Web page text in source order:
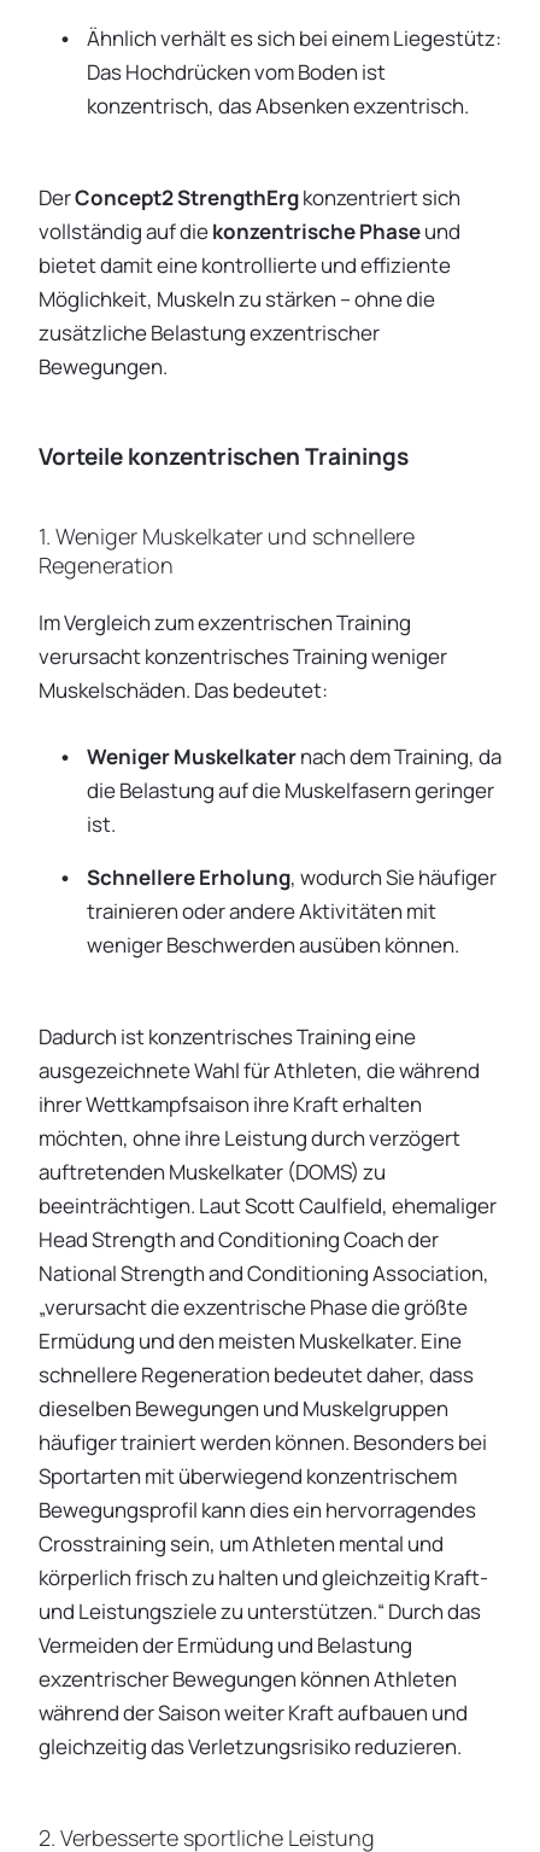
Ähnlich verhält es sich bei einem Liegestütz:
Das Hochdrücken vom Boden ist
konzentrisch, das Absenken exzentrisch.
DerConcept2 StrengthErgkonzentriert sich
vollständig auf diekonzentrische Phaseund
bietet damit eine kontrollierte und effiziente
Möglichkeit, Muskeln zu stärken – ohne die
zusätzliche Belastung exzentrischer
Bewegungen.
Vorteile konzentrischen Trainings
1. Weniger Muskelkater und schnellere
Regeneration
Im Vergleich zum exzentrischen Training
verursacht konzentrisches Training weniger
Muskelschäden. Das bedeutet:
Weniger Muskelkaternach dem Training, da
die Belastung auf die Muskelfasern geringer
ist.
Schnellere Erholung, wodurch Sie häufiger
trainieren oder andere Aktivitäten mit
weniger Beschwerden ausüben können.
Dadurch ist konzentrisches Training eine
ausgezeichnete Wahl für Athleten, die während
ihrer Wettkampfsaison ihre Kraft erhalten
möchten, ohne ihre Leistung durch verzögert
auftretenden Muskelkater (DOMS) zu
beeinträchtigen. Laut Scott Caulfield, ehemaliger
Head Strength and Conditioning Coach der
National Strength and Conditioning Association,
„verursacht die exzentrische Phase die größte
Ermüdung und den meisten Muskelkater. Eine
schnellere Regeneration bedeutet daher, dass
dieselben Bewegungen und Muskelgruppen
häufiger trainiert werden können. Besonders bei
Sportarten mit überwiegend konzentrischem
Bewegungsprofil kann dies ein hervorragendes
Crosstraining sein, um Athleten mental und
körperlich frisch zu halten und gleichzeitig Kraft-
und Leistungsziele zu unterstützen.“ Durch das
Vermeiden der Ermüdung und Belastung
exzentrischer Bewegungen können Athleten
während der Saison weiter Kraft aufbauen und
gleichzeitig das Verletzungsrisiko reduzieren.
2. Verbesserte sportliche Leistung